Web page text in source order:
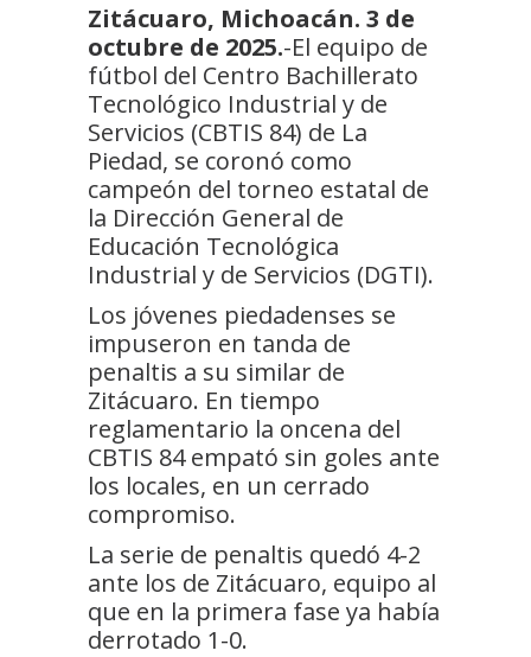
Zitácuaro, Michoacán. 3 de
octubre de 2025.-El equipo de
fútbol del Centro Bachillerato
Tecnológico Industrial y de
Servicios (CBTIS 84) de La
Piedad, se coronó como
campeón del torneo estatal de
la Dirección General de
Educación Tecnológica
Industrial y de Servicios (DGTI).
Los jóvenes piedadenses se
impuseron en tanda de
penaltis a su similar de
Zitácuaro. En tiempo
reglamentario la oncena del
CBTIS 84 empató sin goles ante
los locales, en un cerrado
compromiso.
La serie de penaltis quedó 4-2
ante los de Zitácuaro, equipo al
que en la primera fase ya había
derrotado 1-0.